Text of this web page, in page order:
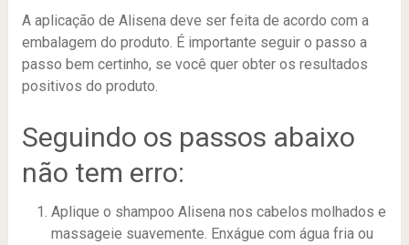
A aplicação de Alisena deve ser feita de acordo com a
embalagem do produto. É importante seguir o passo a
passo bem certinho, se você quer obter os resultados
positivos do produto.
Seguindo os passos abaixo
não tem erro:
Aplique o shampoo Alisena nos cabelos molhados e
massageie suavemente. Enxágue com água fria ou